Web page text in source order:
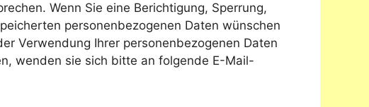
Wenn Sie eine Berichtigung, Sperrung,
personenbezogenen Daten wünschen
Verwendung Ihrer personenbezogenen Daten
wenden sie sich bitte an folgende E-Mail-